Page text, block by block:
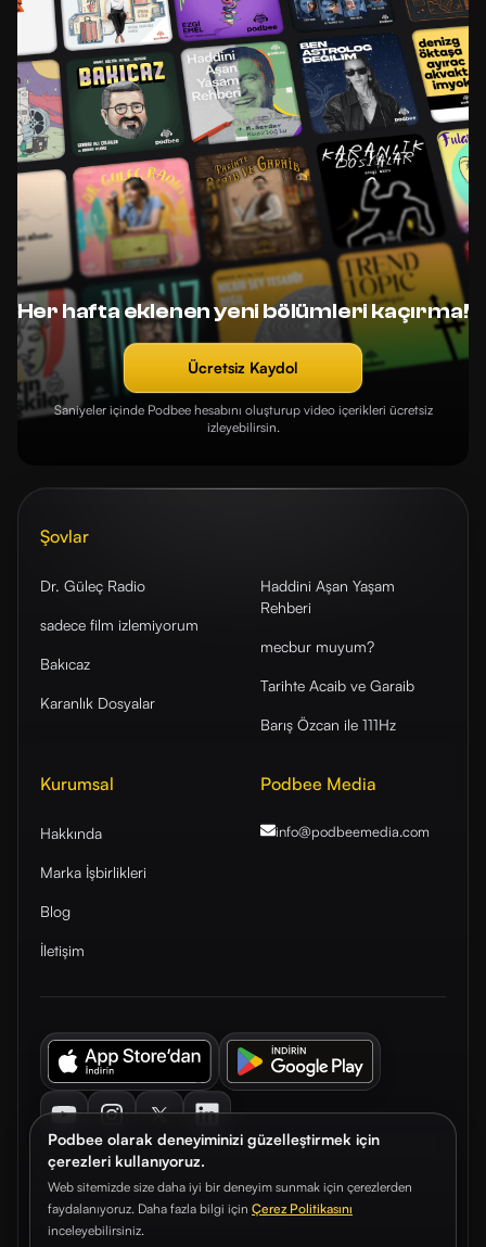
Podbee olarak deneyiminizi güzelleştirmek için
çerezleri kullanıyoruz.
Web sitemizde size daha iyi bir deneyim sunmak için çerezlerden
faydalanıyoruz. Daha fazla bilgi için Çerez Politikasını
inceleyebilirsiniz.
Her hafta eklenen yeni bölümleri kaçırma!
Ücretsiz Kaydol
Saniyeler içinde Podbee hesabını oluşturup video içerikleri ücretsiz
izleyebilirsin.
Şovlar
Dr. Güleç Radio
sadece film izlemiyorum
Bakıcaz
Karanlık Dosyalar
Haddini Aşan Yaşam
Rehberi
mecbur muyum?
Tarihte Acaib ve Garaib
Barış Özcan ile 111Hz
Kurumsal
Hakkında
Marka İşbirlikleri
Blog
İletişim
Podbee Media
info@podbeemedia.com
© 2026. Podbee Media. Tüm hakları saklıdır.